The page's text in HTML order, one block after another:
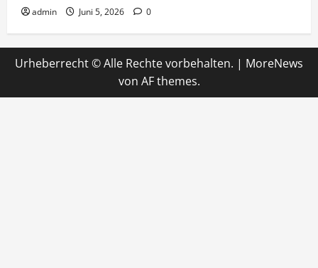
admin Juni 5, 2026 0
Urheberrecht © Alle Rechte vorbehalten. | MoreNews
von AF themes.